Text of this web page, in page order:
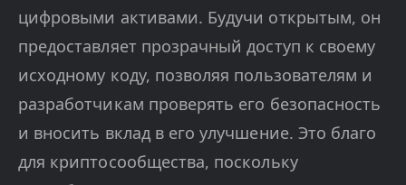
цифровыми активами. Будучи открытым, он
предоставляет прозрачный доступ к своему
исходному коду, позволяя пользователям и
разработчикам проверять его безопасность
и вносить вклад в его улучшение. Это благо
для криптосообщества, поскольку